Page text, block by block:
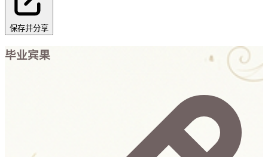
保存并分享
毕业宾果